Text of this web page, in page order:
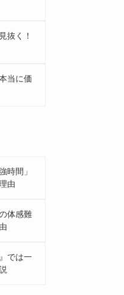
抜く！
当に価
時間」
由
体感難
では一